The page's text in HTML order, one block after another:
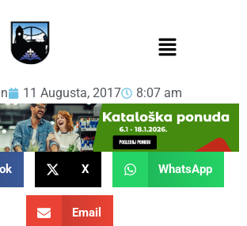
11 Augusta, 2017 8:07 am
X WhatsApp
Email